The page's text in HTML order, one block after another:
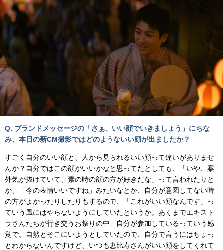
Q. ブランドメッセージの「さぁ、いい顔でいきましょう」にちな
み、本日の新CM撮影ではどのようないい顔が出ましたか？
すごく自分のいい顔と、人から見られるいい顔って違いがありませ
んか？自分ではこの顔がいいかなと思ってたとしても、「いや、案
外気が抜けていて、素の時の顔の方が好きだな」って言われたりと
か、「今の表情いいですね」みたいなとか、自分が意図してない時
の方がよかったりしたりもするので、「これがいい顔なんです」っ
ていう風にはやらないようにしていたというか。あくまでエキスト
ラさんたちが行き交うお祭りの中、自分が参加しているっていう感
覚で。自然とそこにいようとしていたので、自分で言うにはちょっ
とわからないんですけど、いつも恵比寿さんがいい顔をしてくれて